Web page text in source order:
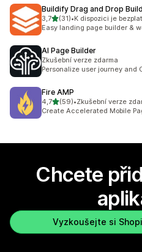
Buildify Drag and Drop
3,7z 5 hvězd
(31)
Celkový počet recenzí: 31
•K dispozici je
Easy landing page builder &
AI Page Builder
Zkušební verze zdarma
Personalize user journey and
Fire AMP
4,7z 5 hvězd
(59)
Celkový počet recenzí: 59
•Zkušební verze
Create Accelerated Mobile
Chcete
Vyzkoušejte si